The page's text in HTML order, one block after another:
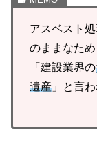
アスベスト
のままなため
「建設業界の
遺産 」と言